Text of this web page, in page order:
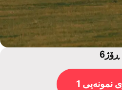
6ڕۆژ
نمونەیی 1